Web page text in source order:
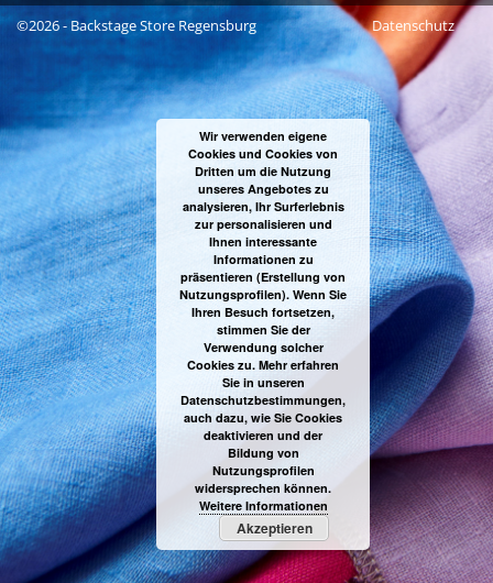
©2026 - Backstage Store Regensburg Datenschutz
Wir verwenden eigene
Cookies und Cookies von
Dritten um die Nutzung
unseres Angebotes zu
analysieren, Ihr Surferlebnis
zur personalisieren und
Ihnen interessante
Informationen zu
präsentieren (Erstellung von
Nutzungsprofilen). Wenn Sie
Ihren Besuch fortsetzen,
stimmen Sie der
Verwendung solcher
Cookies zu. Mehr erfahren
Sie in unseren
Datenschutzbestimmungen,
auch dazu, wie Sie Cookies
deaktivieren und der
Bildung von
Nutzungsprofilen
widersprechen können.
Weitere Informationen
Akzeptieren